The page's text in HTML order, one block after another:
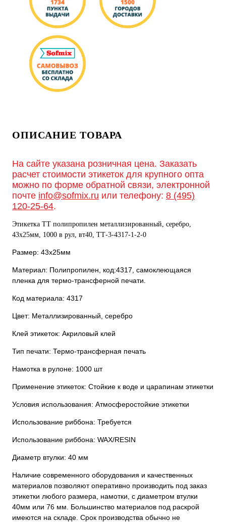
ОПИСАНИЕ ТОВАРА
На сайте указана розничная цена. Заказать
расчет стоимости этикеток для крупного опта
можно по форме обратной связи, электронной
почте info@sofmix.ru или телефону: 8 (495)
120-25-64.
Этикетка ТТ полипропилен металлизированный, серебро,
43х25мм, 1000 в рул, вт40, TТ-3-4317-1-2-0
Размер: 43х25мм
Материал: Полипропилен, код:4317, самоклеющаяся
пленка для термо-трансферной печати.
Код материала: 4317
Цвет: Металлизированный, серебро
Клей этикеток: Акриловый клей
Тип печати: Термо-трансферная печать
Намотка в рулоне: 1000 шт
Применение этикеток: Стойкие к воде и царапинам этикетки
Условия использования: Атмосферостойкие этикетки
Использование риббона: Требуется
Использование риббона: WAX/RESIN
Диаметр втулки: 40 мм
Наличие современного оборудования и качественных
материалов позволяют оперативно производить под заказ
этикетки любого размера, намотки, с диаметром втулки
40мм или 76 мм. Большинство материалов под раскрой
имеются на складе. Срок производства обычно не